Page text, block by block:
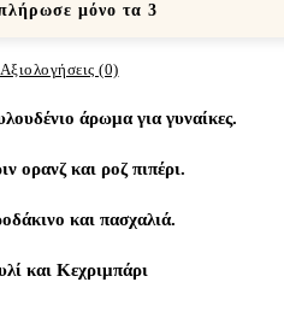
μόνο τα 3
Αξιολογήσεις (0)
άρωμα για γυναίκες.
ορανζ και ροζ πιπέρι.
και πασχαλιά.
και Κεχριμπάρι